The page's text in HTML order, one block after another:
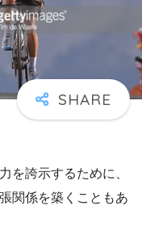
を誇示するために、
関係を築くこともあ